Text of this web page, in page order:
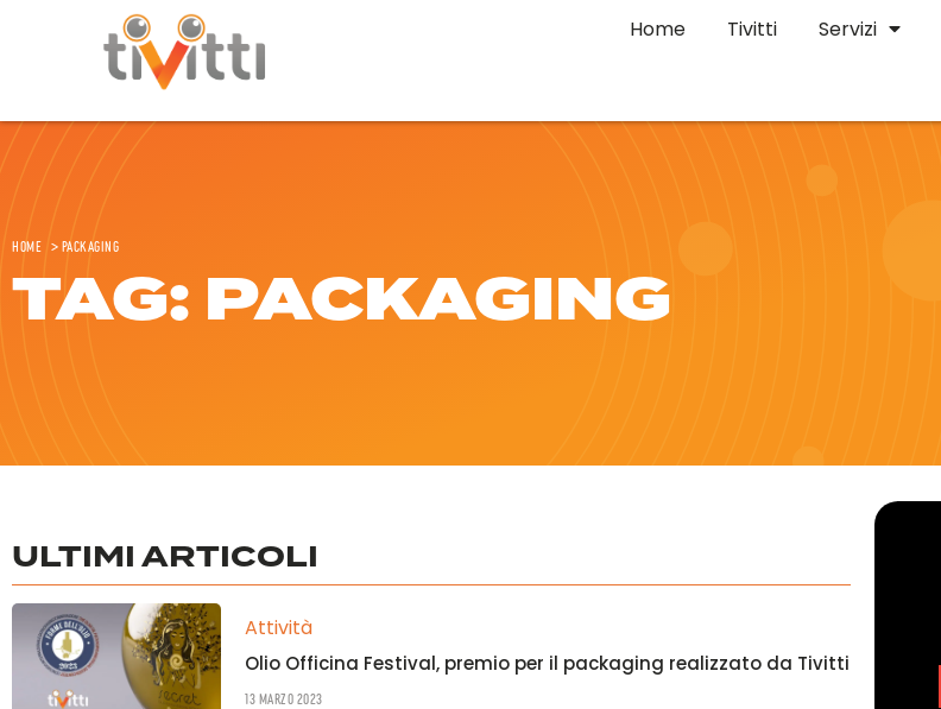
Home Tivitti Servizi
Home >Packaging
TAG: PACKAGING
ULTIMI ARTICOLI
Attività
Olio Officina Festival, premio per il packaging realizzato da Tivitti
13 Marzo 2023